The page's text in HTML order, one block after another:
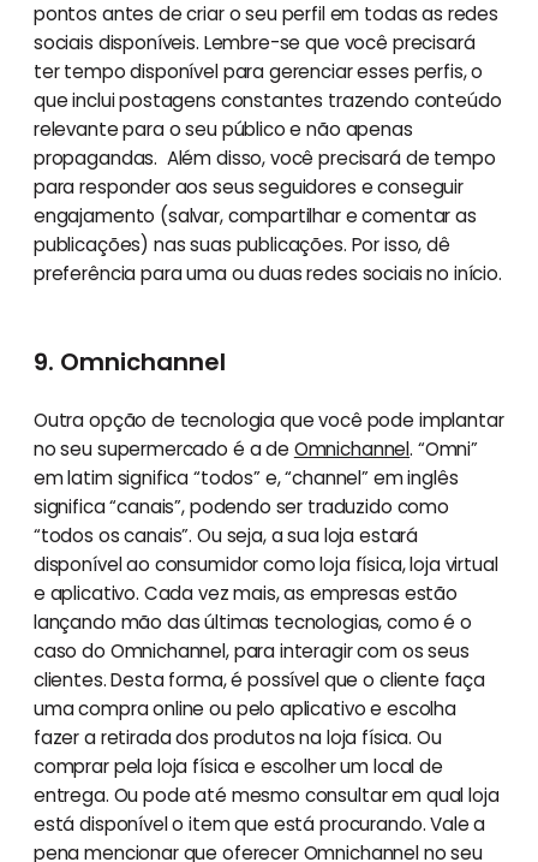
pontos antes de criar o seu perfil em todas as redes
sociais disponíveis. Lembre-se que você precisará
ter tempo disponível para gerenciar esses perfis, o
que inclui postagens constantes trazendo conteúdo
relevante para o seu público e não apenas
propagandas. Além disso, você precisará de tempo
para responder aos seus seguidores e conseguir
engajamento (salvar, compartilhar e comentar as
publicações) nas suas publicações. Por isso, dê
preferência para uma ou duas redes sociais no início.
9. Omnichannel
Outra opção de tecnologia que você pode implantar
no seu supermercado é a de Omnichannel. “Omni”
em latim significa “todos” e, “channel” em inglês
significa “canais”, podendo ser traduzido como
“todos os canais”. Ou seja, a sua loja estará
disponível ao consumidor como loja física, loja virtual
e aplicativo. Cada vez mais, as empresas estão
lançando mão das últimas tecnologias, como é o
caso do Omnichannel, para interagir com os seus
clientes. Desta forma, é possível que o cliente faça
uma compra online ou pelo aplicativo e escolha
fazer a retirada dos produtos na loja física. Ou
comprar pela loja física e escolher um local de
entrega. Ou pode até mesmo consultar em qual loja
está disponível o item que está procurando. Vale a
pena mencionar que oferecer Omnichannel no seu